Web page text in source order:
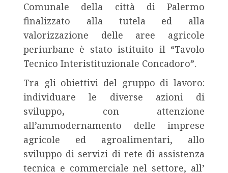
Comunale della città di Palermo
finalizzato alla tutela ed alla
valorizzazione delle aree agricole
periurbane è stato istituito il “Tavolo
Tecnico Interistituzionale Concadoro”.
Tra gli obiettivi del gruppo di lavoro:
individuare le diverse azioni di
sviluppo, con attenzione
all’ammodernamento delle imprese
agricole ed agroalimentari, allo
sviluppo di servizi di rete di assistenza
tecnica e commerciale nel settore, all’